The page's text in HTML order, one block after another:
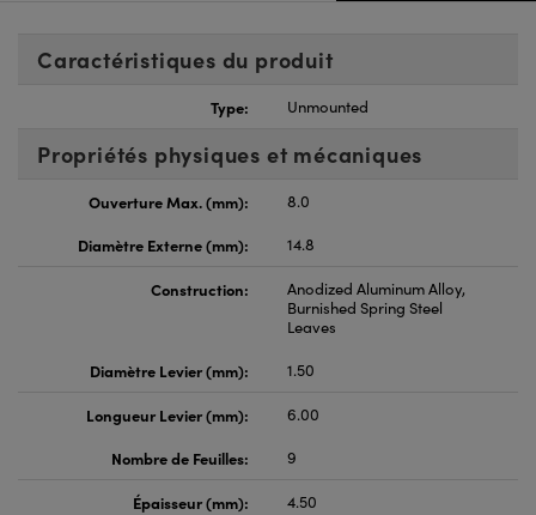
Caractéristiques du produit
Type: Unmounted
Propriétés physiques et mécaniques
Ouverture Max. (mm):
8.0
Diamètre Externe (mm):
14.8
Construction:
Anodized Aluminum Alloy,
Burnished Spring Steel
Leaves
Diamètre Levier (mm):
1.50
Longueur Levier (mm):
6.00
Nombre de Feuilles:
9
Épaisseur (mm): 4.50